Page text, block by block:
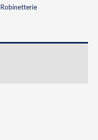
Robinetterie